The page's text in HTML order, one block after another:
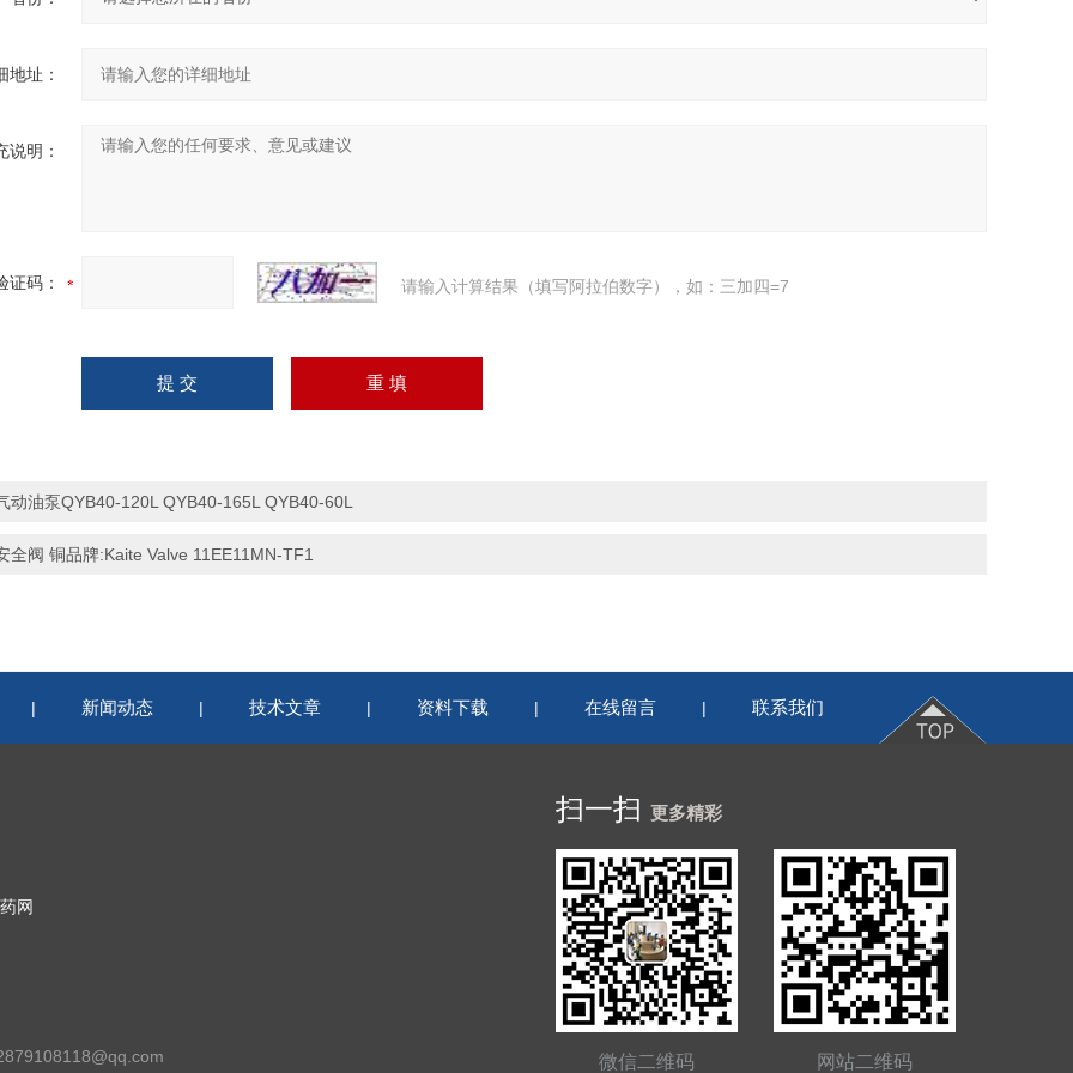
地址：
说明：
证码： 请输入计算结果（填写阿拉伯数字），如：三加四=7
动油泵QYB40-120L QYB40-165L QYB40-60L
全阀 铜品牌:Kaite Valve 11EE11MN-TF1
| 新闻动态 | 技术文章 | 资料下载 | 在线留言 | 联系我们
网
扫一扫 更多精彩
微信二维码 网站二维码